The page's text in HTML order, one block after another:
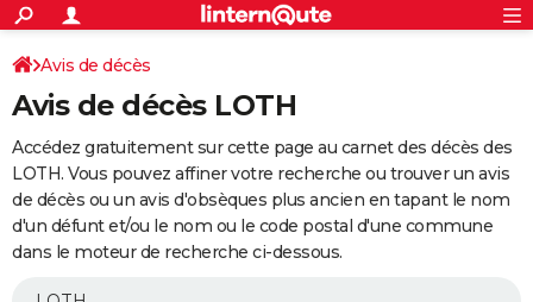
ACTUALITÉS
Politique
Société
Faits Divers
Education
Monde
Villes
+
SPORT
Coupe du monde 2026
Football
Tennis
Cyclisme
Rugby
Forum
Programme TV
TNTStreaming
Cinéma
Sorties cinéma
Musique
+
FINANCE
Retraite
Impôts
Epargne
Immobilier
Risques naturels par ville
Banque
Assurance
Crédit
AUTO
Essais
Réserver un essai
Citadines
Berlines
SUV
Forum auto
+
Avis de décès
Avis de décès LOTH
Accédez gratuitement sur cette page au carnet des décès des
LOTH. Vous pouvez affiner votre recherche ou trouver un avis
de décès ou un avis d'obsèques plus ancien en tapant le nom
d'un défunt et/ou le nom ou le code postal d'une commune
dans le moteur de recherche ci-dessous.